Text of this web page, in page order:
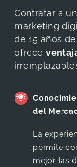
Contratar a
marketing
de 15 años
ofrece
del
La
permite
mejor las